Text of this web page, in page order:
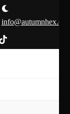
info@autumnhex.de